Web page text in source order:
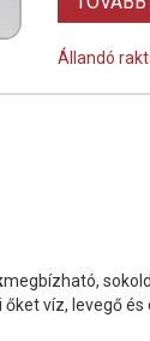
Állandó
megbízható,
víz, levegő